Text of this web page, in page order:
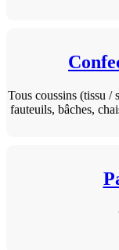
Tous coussins (tissu /
fauteuils, bâches,